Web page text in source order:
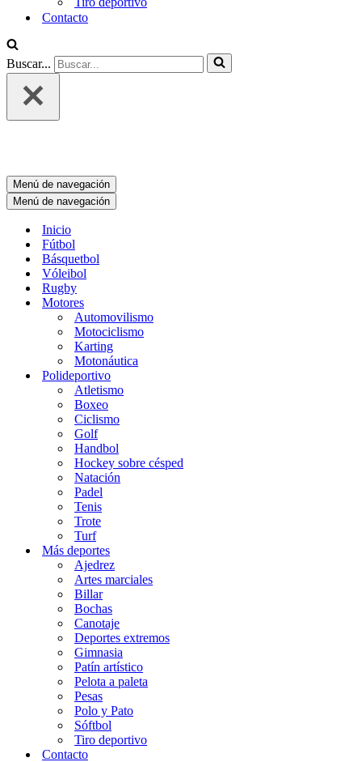
Contacto
Buscar...
Menú de navegación
Menú de navegación
Inicio
Fútbol
Básquetbol
Vóleibol
Rugby
Motores
Automovilismo
Motociclismo
Karting
Motonáutica
Polideportivo
Atletismo
Boxeo
Ciclismo
Golf
Handbol
Hockey sobre césped
Natación
Padel
Tenis
Trote
Turf
Más deportes
Ajedrez
Artes marciales
Billar
Bochas
Canotaje
Deportes extremos
Gimnasia
Patín artístico
Pelota a paleta
Pesas
Polo y Pato
Sóftbol
Tiro deportivo
Contacto